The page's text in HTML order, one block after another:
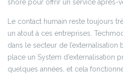
shore pour offrir un service après-
Le contact humain reste toujours
un atout à ces entreprises.
dans le secteur de l’externalisation
place un System d’externalisation
quelques années, et cela